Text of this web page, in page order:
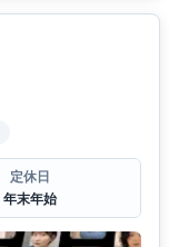
定休日
年末年始